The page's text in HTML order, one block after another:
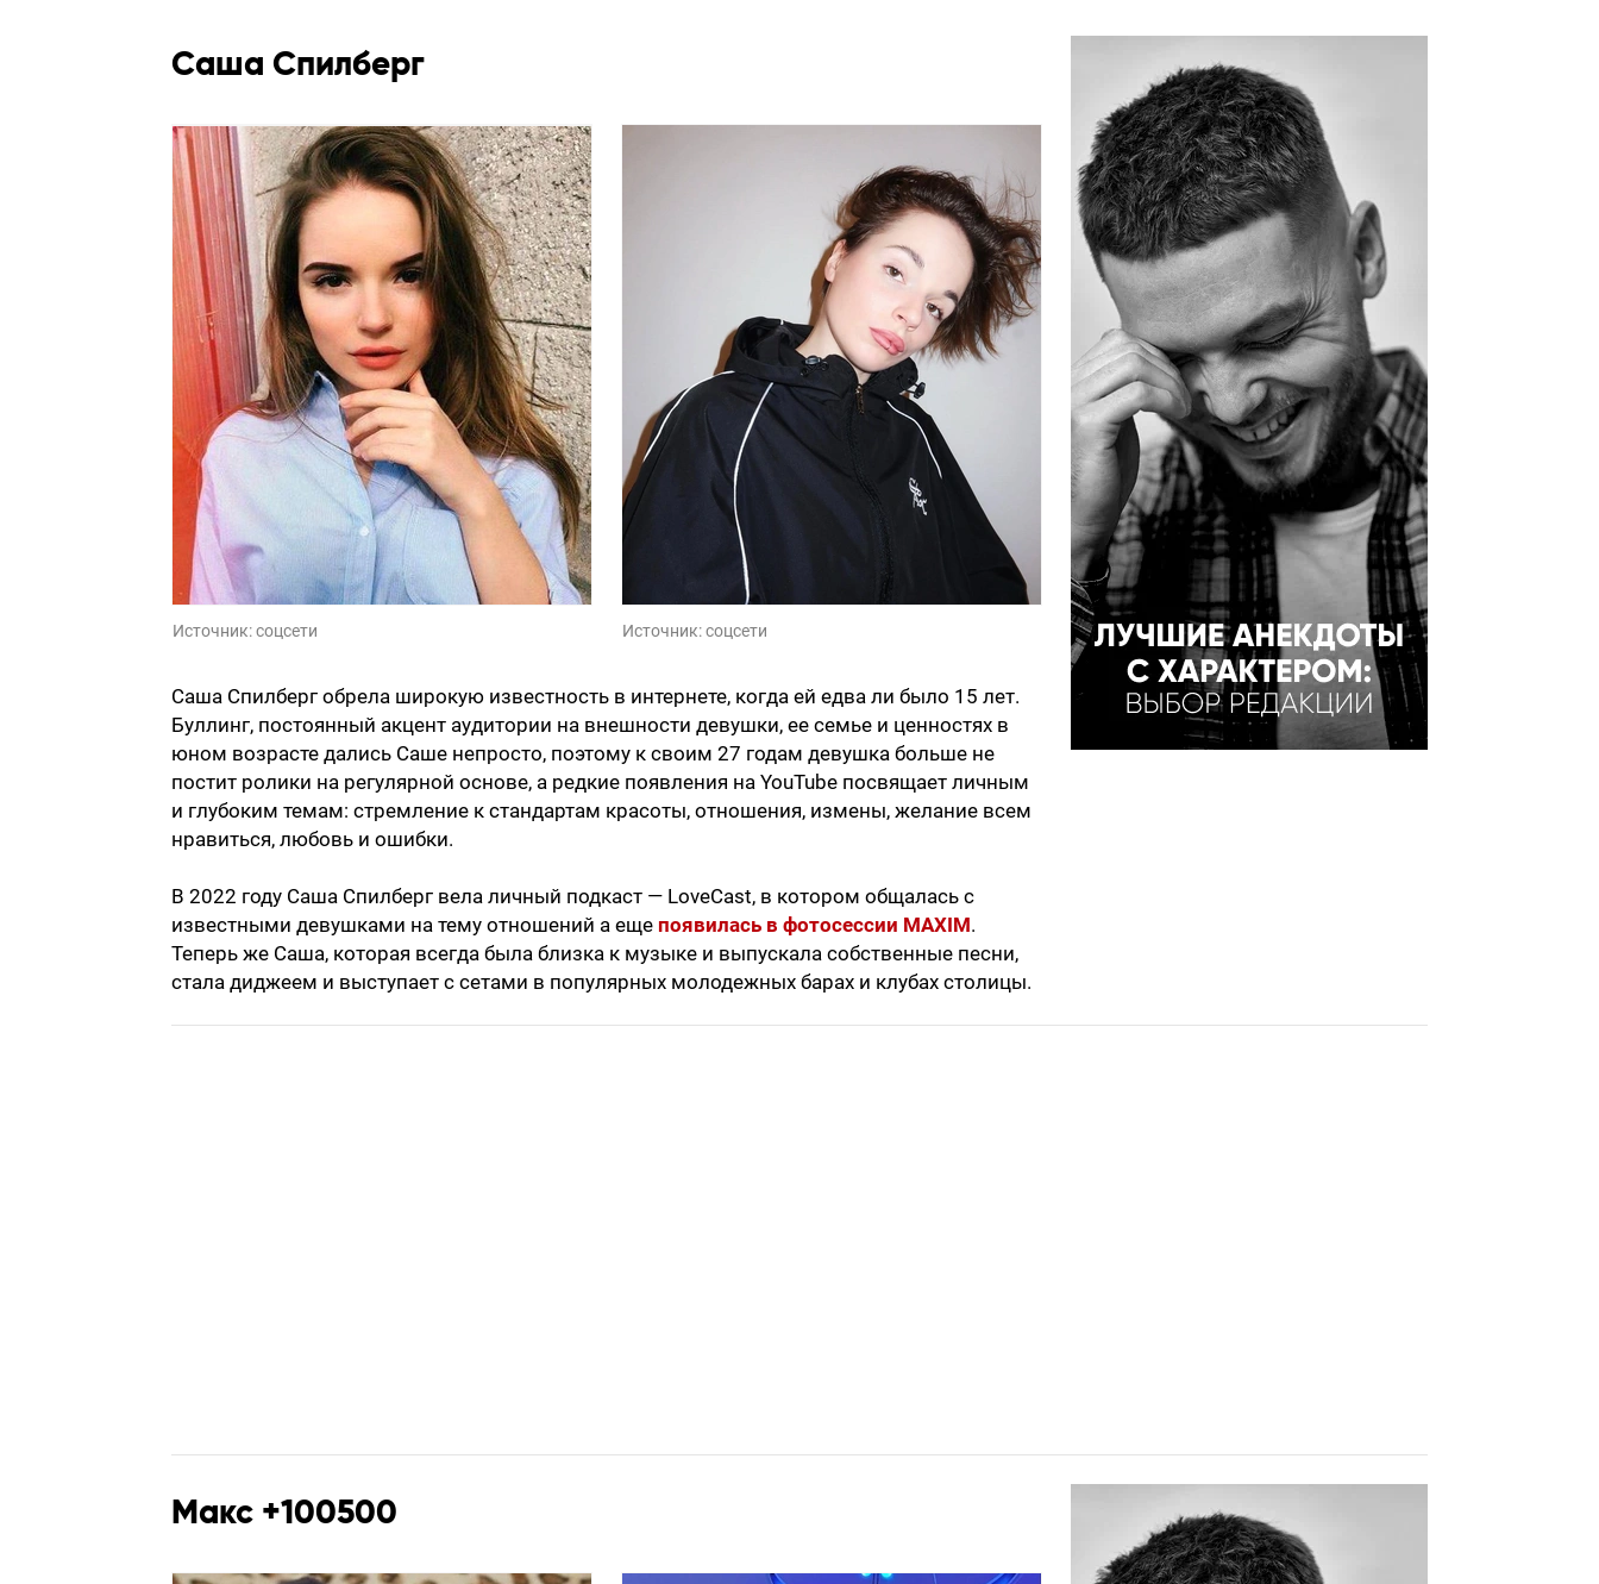
Саша Спилберг
Источник:соцсети Источник:соцсети
Саша Спилберг обрела широкую известность в интернете, когда ей едва ли было 15 лет.
Буллинг, постоянный акцент аудитории на внешности девушки, ее семье и ценностях в
юном возрасте дались Саше непросто, поэтому к своим 27 годам девушка больше не
постит ролики на регулярной основе, а редкие появления на YouTube посвящает личным
и глубоким темам: стремление к стандартам красоты, отношения, измены, желание всем
нравиться, любовь и ошибки.
В 2022 году Саша Спилберг вела личный подкаст — LoveCast, в котором общалась с
известными девушками на тему отношений а еще появилась в фотосессии MAXIM.
Теперь же Саша, которая всегда была близка к музыке и выпускала собственные песни,
стала диджеем и выступает с сетами в популярных молодежных барах и клубах столицы.
Макс +100500